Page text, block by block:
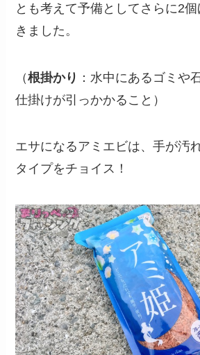
とも考えて予備としてさらに2
きました。
（根掛かり ：水中にあるゴミや
仕掛けが引っかかること）
エサになるアミエビは、手が汚
タイプをチョイス！